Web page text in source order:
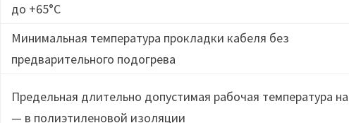
до +65°C
Минимальная температура прокладки кабеля без
предварительного подогрева
Предельная длительно допустимая рабочая температура
— в полиэтиленовой изоляции